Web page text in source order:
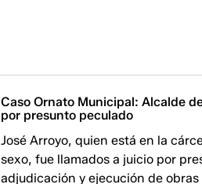
Caso Ornato Municipal: Alcalde
por presunto peculado
José Arroyo, quien está en la
sexo, fue llamados a juicio por
adjudicación y ejecución de